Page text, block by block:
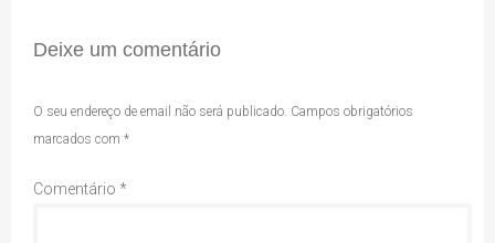
Deixe um comentário
O seu endereço de email não será publicado. Campos obrigatórios
marcados com *
Comentário *